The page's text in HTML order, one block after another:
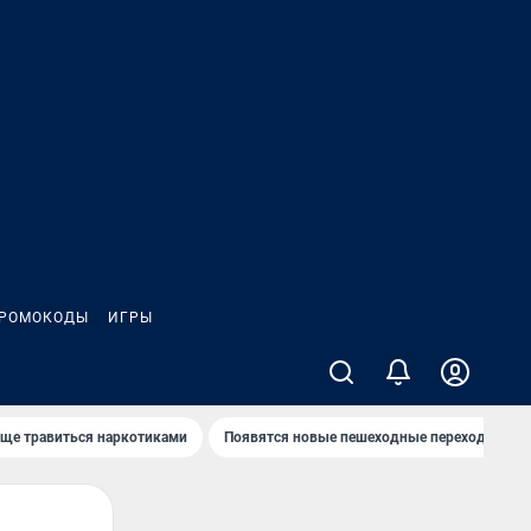
ИГРЫ
травиться наркотиками Появятся новые пешеходные переходы